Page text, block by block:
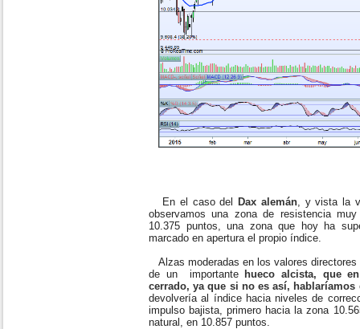
En el caso delDax alemán, y vista la
observamos una zona de resistencia
10.375 puntos, una zona que hoy ha
marcado en apertura el propio índice.
Alzas moderadas en los valores directores
de un importante hueco alcista, que
cerrado, ya que si no es así, hablaríamos
devolvería al índice hacia niveles de
impulso bajista, primero hacia la zona
natural, en 10.857 puntos.